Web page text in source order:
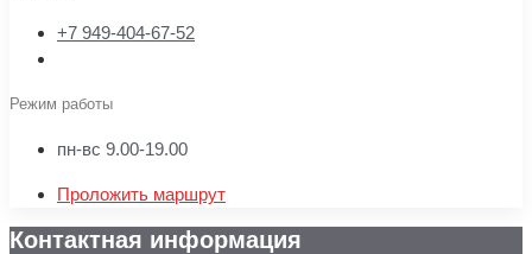
+7 949-404-67-52
Режим работы
пн-вс 9.00-19.00
Проложить маршрут
Контактная информация